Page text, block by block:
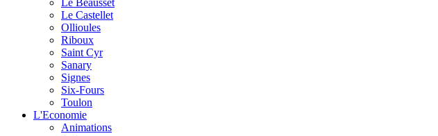
Le Beausset
Le Castellet
Ollioules
Riboux
Saint Cyr
Sanary
Signes
Six-Fours
Toulon
L'Economie
Animations